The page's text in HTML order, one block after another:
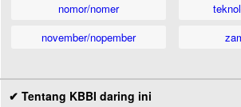
nomor/nomer
november/nopember
✔ Tentang KBBI daring ini